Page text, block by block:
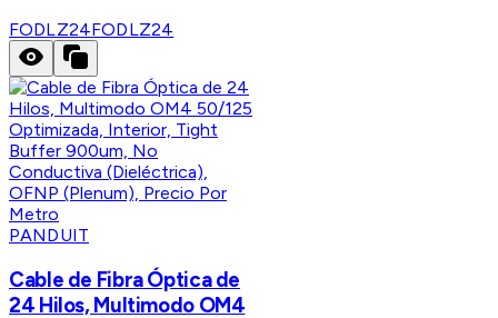
FODLZ24FODLZ24
PANDUIT
Cable de Fibra Óptica de
24 Hilos, Multimodo OM4